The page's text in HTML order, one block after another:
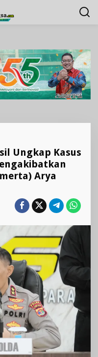
Ungkap Kasus
Arya